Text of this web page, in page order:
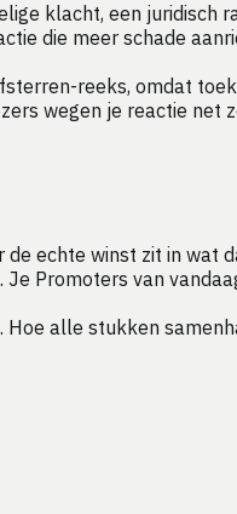
klacht, een juridisch
die meer schade
reeks, omdat
wegen je reactie net
echte winst zit in wat
. Je Promoters van
alle stukken